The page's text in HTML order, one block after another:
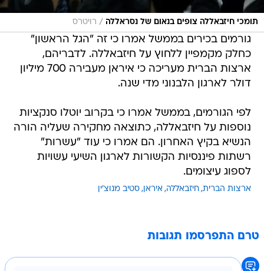
תומכי חיזבאללה צופים בנאום של נסראללה / רויטרס
גורמים בכירים בממשל אמרו כי זה "הגל הראשון"
כחלק מקמפיין ללחוץ על חיזבאללה. לדבריהם,
ארצות הברית מעריכה כי איראן מעבירה 700 מיליון
דולר לארגון הלבנוני מדי שנה.
לפי הגורמים, בממשל אמרו כי בקרוב יוטלו סנקציות
נוספות על חיזבאללה, כתוצאה מחקירה שעליה הורה
הנשיא בקיץ האחרון. הם אמרו כי עוד "עשרות"
רשתות פיננסיות הקשורות לארגון השיעי עשויות
לספוג עיצומים.
ארצות הברית חיזבאללה איראן סטיב מנוצ'ין
טרם התפרסמו תגובות